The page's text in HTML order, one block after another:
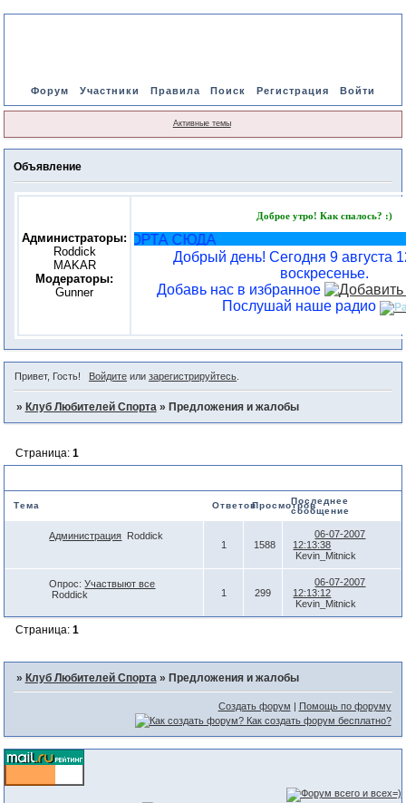
Форум Участники Правила Поиск Регистрация Войти
Активные темы
Объявление
Администраторы:
Roddick
MAKAR
Модераторы:
Gunner
Доброе утро! Как спалось? :)
СПОРТА СЮДА
Добрый день! Сегодня 9 августа
воскресенье.
Добавь нас в избранное
Послушай наше радио
Привет, Гость! Войдитеили зарегистрируйтесь.
» Клуб Любителей Спорта » Предложения и жалобы
Страница: 1
Тема ОтветовПросмотровПоследнее
сообщение
Администрация Roddick
1
1588
06-07-2007
12:13:38
Kevin_Mitnick
Опрос: Участвыют все
Roddick
1 299
06-07-2007
12:13:12
Kevin_Mitnick
Страница: 1
» Клуб Любителей Спорта » Предложения и жалобы
Создать форум | Помощь по форуму